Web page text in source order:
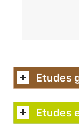
Etudes
Etudes